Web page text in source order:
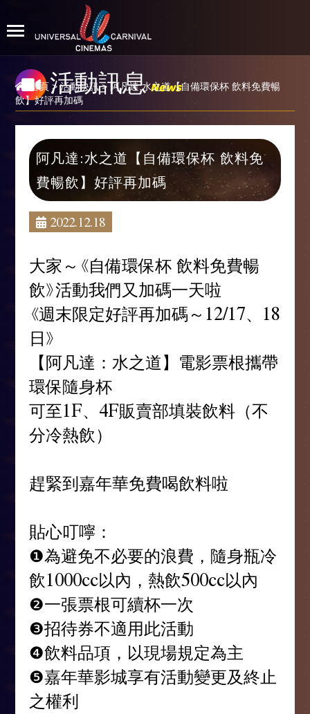
活動訊息News
首頁 >活動快訊> 阿凡達:水之道【自備環保杯 飲料免費暢
飲】好評再加碼
阿凡達:水之道【自備環保杯 飲料免
費暢飲】好評再加碼
2022.12.18
大家～《自備環保杯 飲料免費暢
飲》活動我們又加碼一天啦
《週末限定好評再加碼～12/17、18
日》
【阿凡達：水之道】電影票根攜帶
環保隨身杯
可至1F、4F販賣部填裝飲料（不
分冷熱飲）
趕緊到嘉年華免費喝飲料啦
貼心叮嚀：
❶為避免不必要的浪費，隨身瓶冷
飲1000cc以內，熱飲500cc以內
❷一張票根可續杯一次
❸招待券不適用此活動
❹飲料品項，以現場規定為主
❺嘉年華影城享有活動變更及終止
之權利